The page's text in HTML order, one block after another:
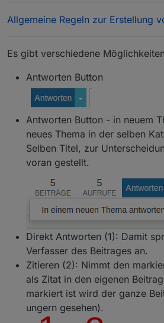
Allgemeine Regeln zur Erstellung
Es gibt verschiedene
Antworten Button
Antworten Button - in neuem
neues Thema in der selben
Selben Titel, zur
voran gestellt.
Direkt Antworten (1): Damit
Verfasser des Beitrages an.
Zitieren (2): Nimmt den
als Zitat in den eigenen
markiert ist wird der ganze
ungern gesehen).